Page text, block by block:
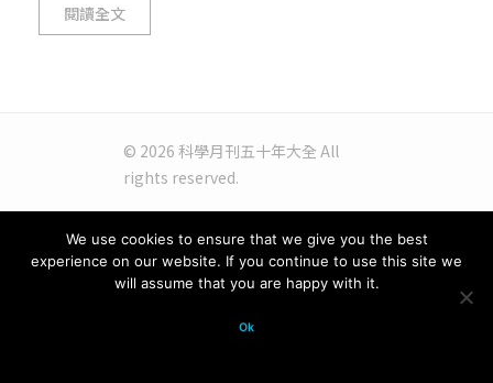
閱讀全文
© 2026 科學月刊五十年大全 All
rights reserved.
We use cookies to ensure that we give you the best
experience on our website. If you continue to use this site we
will assume that you are happy with it.
Ok